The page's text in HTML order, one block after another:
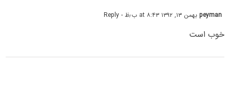
peymanبهمن ۱۳, ۱۳۹۲ at ۸:۴۳ ب٫ظ - Reply
خوب است